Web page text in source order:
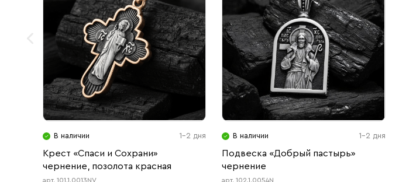
В наличии 1-2 дня
Крест «Спаси и Сохрани»
чернение, позолота красная
арт. 101.1.0013NV
В наличии 1-2 дня
Подвеска «Добрый пастырь»
чернение
арт. 102.1.0054N